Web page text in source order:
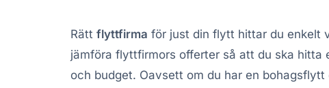
Rättflyttfirma för just din flytt hittar du enkelt
jämföra flyttfirmors offerter så att du ska hitta
och budget. Oavsett om du har en